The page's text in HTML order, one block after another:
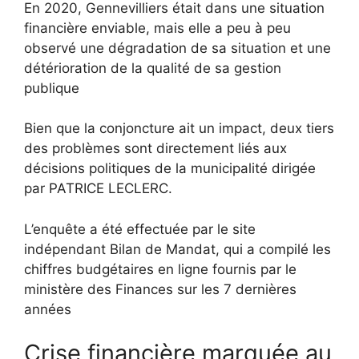
En 2020, Gennevilliers était dans une situation
financière enviable, mais elle a peu à peu
observé une dégradation de sa situation et une
détérioration de la qualité de sa gestion
publique
Bien que la conjoncture ait un impact, deux tiers
des problèmes sont directement liés aux
décisions politiques de la municipalité dirigée
par PATRICE LECLERC.
L’enquête a été effectuée par le site
indépendant Bilan de Mandat, qui a compilé les
chiffres budgétaires en ligne fournis par le
ministère des Finances sur les 7 dernières
années
Crise financière marquée au